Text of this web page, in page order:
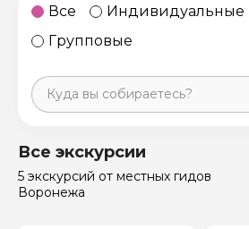
Все
Индивидуальные
Групповые
Санкт-Петербург
Россия
Все экскурсии
5 экскурсий от местных гидов
Воронежа